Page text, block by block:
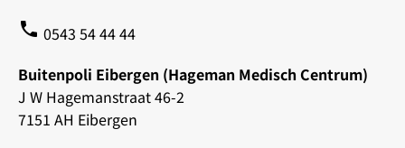
phone 0543 54 44 44
Buitenpoli Eibergen (Hageman Medisch Centrum)
J W Hagemanstraat 46-2
7151 AH Eibergen